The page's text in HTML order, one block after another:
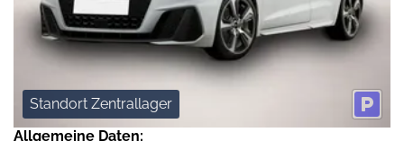
Standort Zentrallager
Allgemeine Daten: